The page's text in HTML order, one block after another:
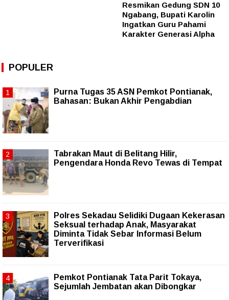
Resmikan Gedung SDN 10
Ngabang, Bupati Karolin
Ingatkan Guru Pahami
Karakter Generasi Alpha
POPULER
Purna Tugas 35 ASN Pemkot Pontianak,
Bahasan: Bukan Akhir Pengabdian
Tabrakan Maut di Belitang Hilir,
Pengendara Honda Revo Tewas di Tempat
Polres Sekadau Selidiki Dugaan Kekerasan
Seksual terhadap Anak, Masyarakat
Diminta Tidak Sebar Informasi Belum
Terverifikasi
Pemkot Pontianak Tata Parit Tokaya,
Sejumlah Jembatan akan Dibongkar